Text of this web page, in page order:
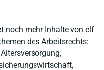
noch mehr Inhalte von elf
des Arbeitsrechts: